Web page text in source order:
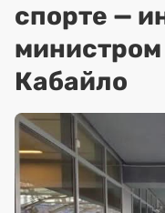
спорте —
Кабайло